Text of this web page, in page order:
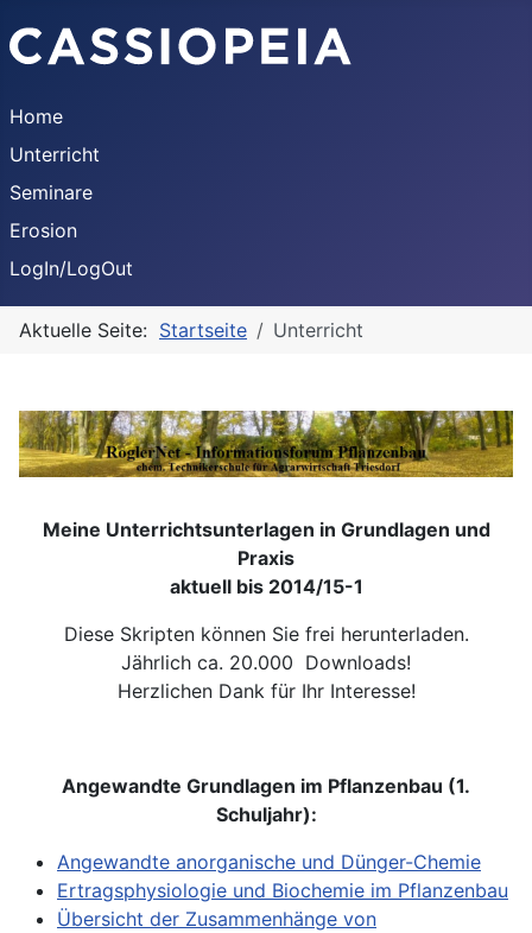
Home
Unterricht
Seminare
Erosion
LogIn/LogOut
Aktuelle Seite: Startseite Unterricht
Meine Unterrichtsunterlagen in Grundlagen und
Praxis
aktuell bis 2014/15-1
Diese Skripten können Sie frei herunterladen.
Jährlich ca. 20.000 Downloads!
Herzlichen Dank für Ihr Interesse!
Angewandte Grundlagen im Pflanzenbau (1.
Schuljahr):
Angewandte anorganische und Dünger-Chemie
Ertragsphysiologie und Biochemie im Pflanzenbau
Übersicht der Zusammenhänge von